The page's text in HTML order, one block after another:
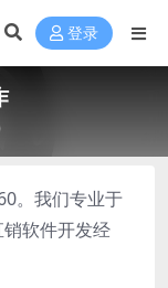
登录
。我们专业于
软件开发经